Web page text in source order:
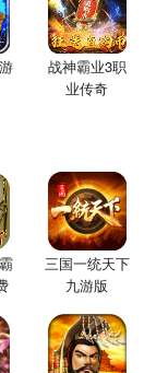
战神霸业3职
业传奇
三国一统天下
九游版